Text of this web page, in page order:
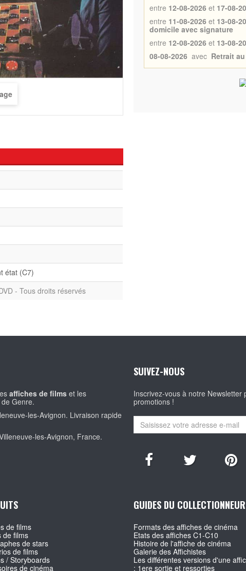
entre 12-08-2026 et 17-08-
entre 11-08-2026 et 13-08-
domicile avec signature
entre 12-08-2026 et 13-08-
08-08-2026 avec Retrait
état (C7)
- Tous droits réservés
affiches de films et les
Genre.
les-Avignon. Livraison rapide
les-Avignon, France.
SUIVEZ-NOUS
Inscrivez-vous à notre
promotions !
de films
de films
de stars
de films
/ Storyboards
de cinéma
GUIDES DU COLLECTIONNEUR
Formats des affiches de cinéma
Etats des affiches C1-C10
Histoire de l'affiche de cinéma
Galerie des Affichistes
Les différentes versions d'une
: 1ere sortie et ressorties